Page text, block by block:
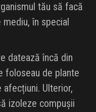
tău să facă
în special
datează încă din
foloseau de plante
Ulterior,
izoleze compușii